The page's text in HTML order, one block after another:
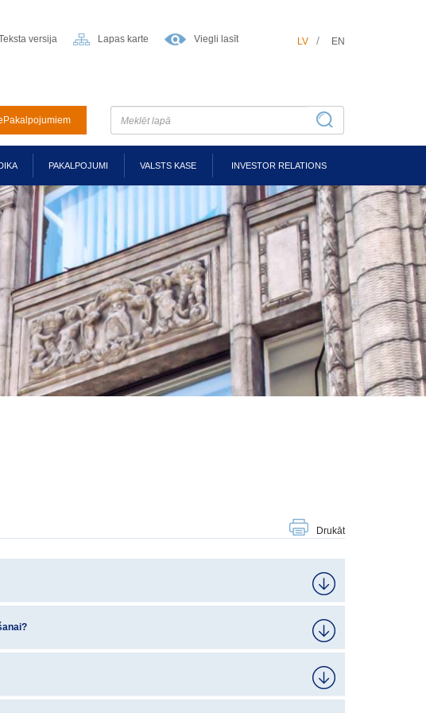
versija Lapas karte Viegli lasīt LV EN
PAKALPOJUMI VALSTS KASE INVESTOR RELATIONS
Drukāt